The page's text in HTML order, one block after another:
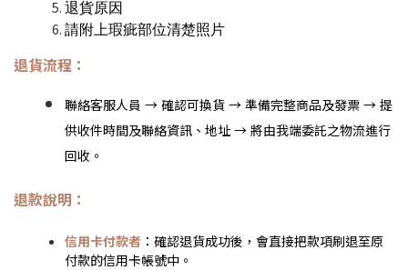
退貨原因
請附上瑕疵部位清楚照片
退貨流程：
聯絡客服人員 → 確認可換貨 → 準備完整商品及發票 → 提
供收件時間及聯絡資訊、地址 → 將由我端委託之物流進行
回收。
退款說明：
信用卡付款者 ：確認退貨成功後，會直接把款項刷退至原
付款的信用卡帳號中。